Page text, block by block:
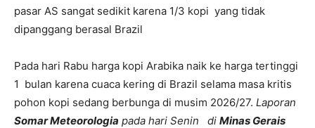
pasar AS sangat sedikit karena 1/3 kopi yang tidak
dipanggang berasal Brazil
Pada hari Rabu harga kopi Arabika naik ke harga tertinggi
1 bulan karena cuaca kering di Brazil selama masa kritis
pohon kopi sedang berbunga di musim 2026/27. Laporan
Somar Meteorologia pada hari Senin di Minas Gerais